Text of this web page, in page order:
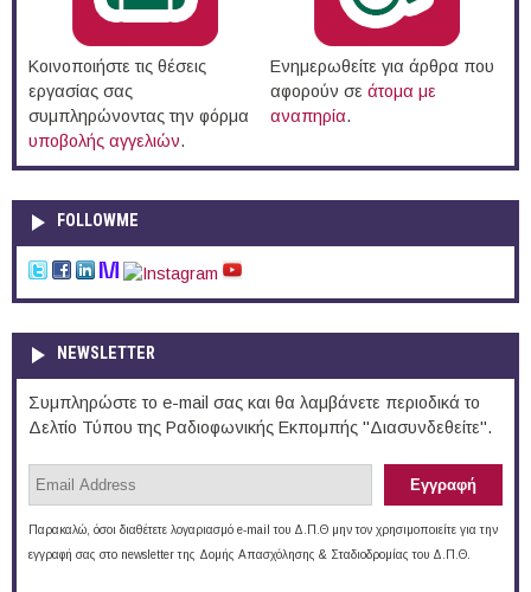
Κοινοποιήστε τις θέσεις
εργασίας σας
συμπληρώνοντας την φόρμα
υποβολής αγγελιών.
Ενημερωθείτε για άρθρα που
αφορούν σε άτομα με
αναπηρία.
FOLLOWME
NEWSLETTER
Συμπληρώστε το e-mail σας και θα λαμβάνετε περιοδικά το
Δελτίο Τύπου της Ραδιοφωνικής Εκπομπής "Διασυνδεθείτε".
Παρακαλώ, όσοι διαθέτετε λογαριασμό e-mail του Δ.Π.Θ μην τον χρησιμοποιείτε για την
εγγραφή σας στο newsletter της Δομής Απασχόλησης & Σταδιοδρομίας του Δ.Π.Θ.